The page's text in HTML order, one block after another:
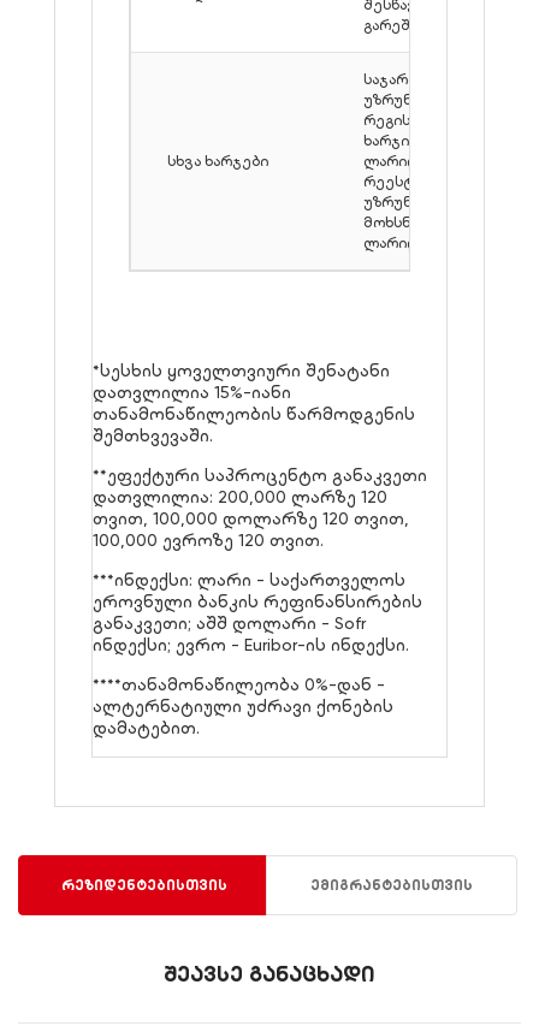
შესწავლის
გარეშე
სხვა ხარჯები
საჯარო რეესტრში
უზრუნველყოფის
რეგისტრაციის
ხარჯი: 158
ლარიდან; საჯარო
რეესტრის
უზრუნველყოფის
მოხსნის ხარჯი: 151
ლარიდან.
*სესხის ყოველთვიური შენატანი
დათვლილია 15%-იანი
თანამონაწილეობის წარმოდგენის
შემთხვევაში.
**ეფექტური საპროცენტო განაკვეთი
დათვლილია: 200,000 ლარზე 120
თვით, 100,000 დოლარზე 120 თვით,
100,000 ევროზე 120 თვით.
***ინდექსი: ლარი - საქართველოს
ეროვნული ბანკის რეფინანსირების
განაკვეთი; აშშ დოლარი - Sofr
ინდექსი; ევრო - Euribor-ის ინდექსი.
****თანამონაწილეობა 0%-დან -
ალტერნატიული უძრავი ქონების
დამატებით.
რეზიდენტებისთვის ემიგრანტებისთვის
შეავსე განაცხადი